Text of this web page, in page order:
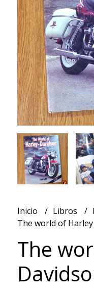
Inicio Libros
The world of
The